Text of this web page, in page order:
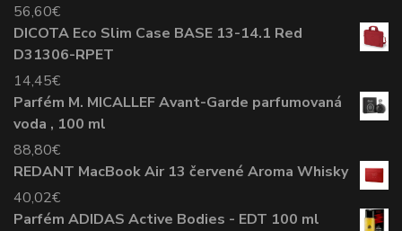
56,60€
DICOTA Eco Slim Case BASE 13-14.1 Red
D31306-RPET
14,45€
Parfém M. MICALLEF Avant-Garde parfumovaná
voda , 100 ml
88,80€
REDANT MacBook Air 13 červené Aroma Whisky
40,02€
Parfém ADIDAS Active Bodies - EDT 100 ml